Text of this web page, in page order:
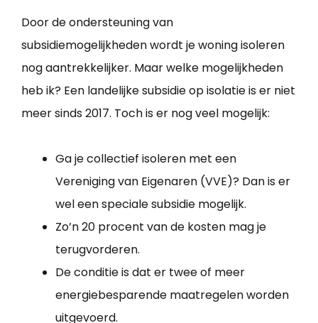
Door de ondersteuning van
subsidiemogelijkheden wordt je woning isoleren
nog aantrekkelijker. Maar welke mogelijkheden
heb ik? Een landelijke subsidie op isolatie is er niet
meer sinds 2017. Toch is er nog veel mogelijk:
Ga je collectief isoleren met een
Vereniging van Eigenaren (VVE)? Dan is er
wel een speciale subsidie mogelijk.
Zo’n 20 procent van de kosten mag je
terugvorderen.
De conditie is dat er twee of meer
energiebesparende maatregelen worden
uitgevoerd.